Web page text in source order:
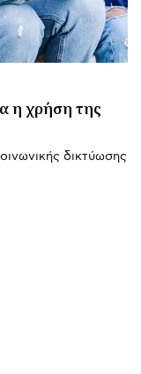
η χρήση της
δικτύωσης